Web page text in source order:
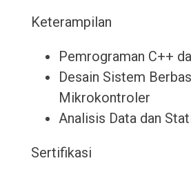
Keterampilan
Pemrograman C++
Desain Sistem
Mikrokontroler
Analisis Data dan
Sertifikasi